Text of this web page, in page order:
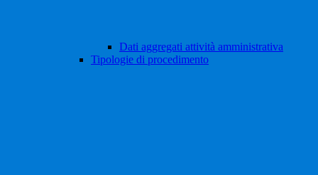
Dati aggregati attività amministrativa
Tipologie di procedimento